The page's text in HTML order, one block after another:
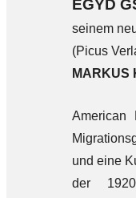
EGYD
seinem
(Picus
MARKUS
American
und eine
der